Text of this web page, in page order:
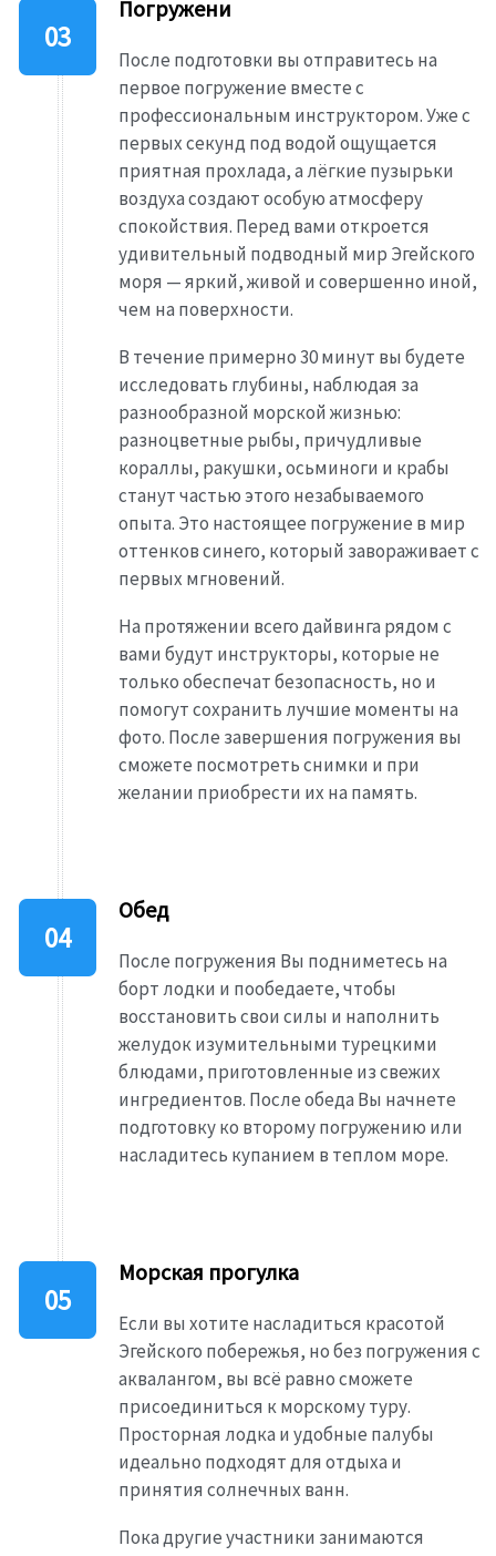
Погружени
После подготовки вы отправитесь на
первое погружение вместе с
профессиональным инструктором. Уже с
первых секунд под водой ощущается
приятная прохлада, а лёгкие пузырьки
воздуха создают особую атмосферу
спокойствия. Перед вами откроется
удивительный подводный мир Эгейского
моря — яркий, живой и совершенно иной,
чем на поверхности.
В течение примерно 30 минут вы будете
исследовать глубины, наблюдая за
разнообразной морской жизнью:
разноцветные рыбы, причудливые
кораллы, ракушки, осьминоги и крабы
станут частью этого незабываемого
опыта. Это настоящее погружение в мир
оттенков синего, который завораживает с
первых мгновений.
На протяжении всего дайвинга рядом с
вами будут инструкторы, которые не
только обеспечат безопасность, но и
помогут сохранить лучшие моменты на
фото. После завершения погружения вы
сможете посмотреть снимки и при
желании приобрести их на память.
Обед
После погружения Вы подниметесь на
борт лодки и пообедаете, чтобы
восстановить свои силы и наполнить
желудок изумительными турецкими
блюдами, приготовленные из свежих
ингредиентов. После обеда Вы начнете
подготовку ко второму погружению или
насладитесь купанием в теплом море.
Морская прогулка
Если вы хотите насладиться красотой
Эгейского побережья, но без погружения с
аквалангом, вы всё равно сможете
присоединиться к морскому туру.
Просторная лодка и удобные палубы
идеально подходят для отдыха и
принятия солнечных ванн.
Пока другие участники занимаются